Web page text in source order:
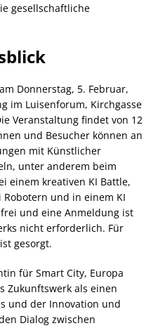
gesellschaftliche
Donnerstag, 5. Februar,
im Luisenforum, Kirchgasse
Veranstaltung findet von 12
und Besucher können an
mit Künstlicher
unter anderem beim
einem kreativen KI Battle,
und in einem KI
und eine Anmeldung ist
nicht erforderlich. Für
gesorgt.
für Smart City, Europa
Zukunftswerk als einen
und der Innovation und
Dialog zwischen